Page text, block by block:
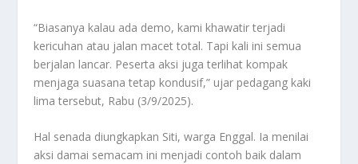
“Biasanya kalau ada demo, kami khawatir terjadi
kericuhan atau jalan macet total. Tapi kali ini semua
berjalan lancar. Peserta aksi juga terlihat kompak
menjaga suasana tetap kondusif,” ujar pedagang kaki
lima tersebut, Rabu (3/9/2025).
Hal senada diungkapkan Siti, warga Enggal. Ia menilai
aksi damai semacam ini menjadi contoh baik dalam